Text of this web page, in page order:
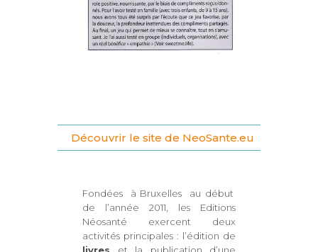
Découvrir le site de NeoSante.eu
Fondées à Bruxelles au début
de l’année 2011, les Editions
Néosanté exercent deux
activités principales : l’édition de
livres et la publication d’une